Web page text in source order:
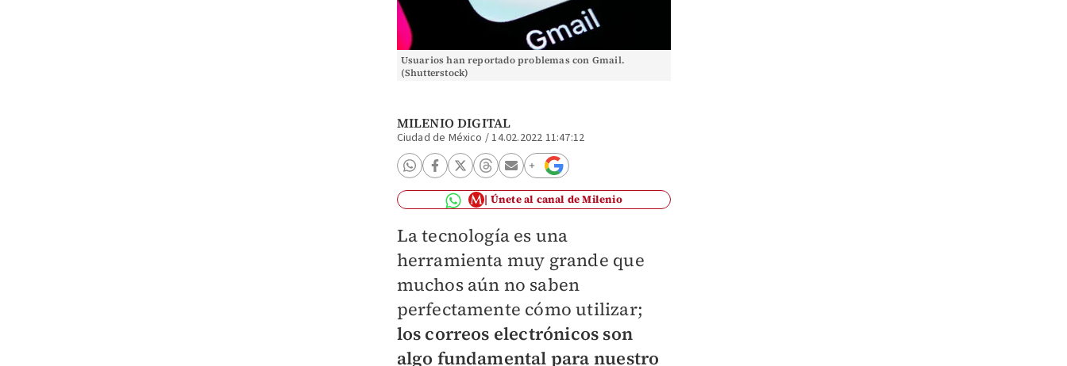
Usuarios han reportado problemas con Gmail.
(Shutterstock)
MILENIO DIGITAL
Ciudad de México /14.02.2022 11:47:12
Únete al canal de Milenio
La tecnología es una
herramienta muy grande que
muchos aún no saben
perfectamente cómo utilizar;
los correos electrónicos son
algo fundamental para nuestro